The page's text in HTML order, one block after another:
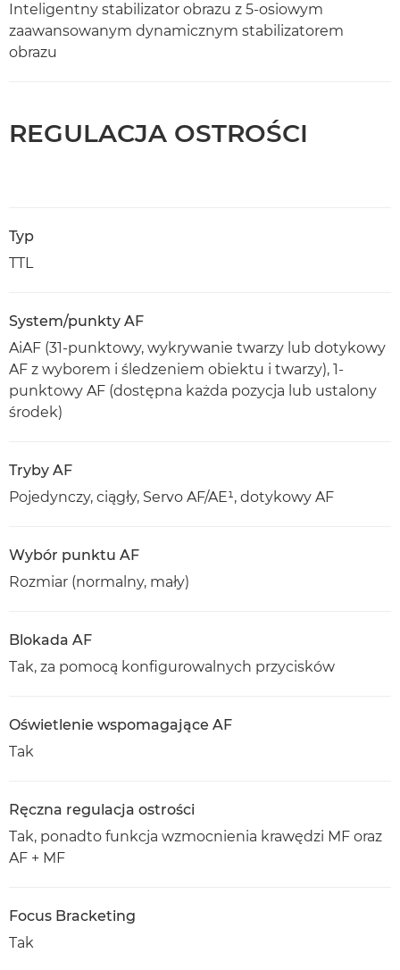
Inteligentny stabilizator obrazu z 5-osiowym
zaawansowanym dynamicznym stabilizatorem
obrazu
REGULACJA OSTROŚCI
Typ
TTL
System/punkty AF
AiAF (31-punktowy, wykrywanie twarzy lub dotykowy
AF z wyborem i śledzeniem obiektu i twarzy), 1-
punktowy AF (dostępna każda pozycja lub ustalony
środek)
Tryby AF
Pojedynczy, ciągły, Servo AF/AE¹, dotykowy AF
Wybór punktu AF
Rozmiar (normalny, mały)
Blokada AF
Tak, za pomocą konfigurowalnych przycisków
Oświetlenie wspomagające AF
Tak
Ręczna regulacja ostrości
Tak, ponadto funkcja wzmocnienia krawędzi MF oraz
AF + MF
Focus Bracketing
Tak